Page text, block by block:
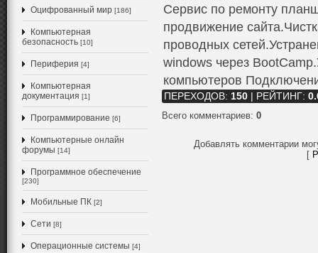
Оцифрованный мир [186]
Компьютерная
безопасность [10]
Периферия [4]
Компьютерная
документация [1]
Программирование [6]
Компьютерные онлайн
форумы [14]
Программное обеспечение
[230]
Мобильные ПК [2]
Сети [8]
Операционные системы [4]
Сервис по ремонту
продвижение
проводных
windows через
компьютеров
ПЕРЕХОДОВ: 150 РЕЙТИНГ:
Всего комментариев: 0
Добавлять комментарии
[